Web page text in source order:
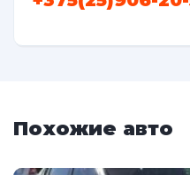
Похожие авто